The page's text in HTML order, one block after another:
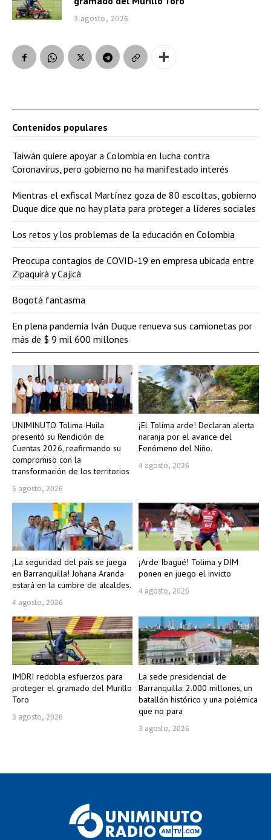
3 agosto, 2026
UNIMINUTO Tolima-Huila
presentó su Rendición de
Cuentas 2026, reafirmando su
compromiso con la
transformación de los territorios
5 agosto, 2026
¡El Tolima arde! Declaran alerta
naranja por el avance del
Fenómeno del Niño.
4 agosto, 2026
¡La seguridad del país se juega
en Barranquilla! Johana Aranda
estará en la cumbre de alcaldes.
4 agosto, 2026
¡Arde Ibagué! Tolima y DIM
ponen en juego el invicto
4 agosto, 2026
IMDRI redobla esfuerzos para
proteger el gramado del Murillo
Toro
3 agosto, 2026
La sede presidencial de
Barranquilla: 2.000 millones, un
batallón histórico y una polémica
que no para
3 agosto, 2026
Contenidos populares
Taiwán quiere apoyar a Colombia en lucha contra
Coronavirus, pero gobierno no ha manifestado interés
Mientras el exfiscal Martínez goza de 80 escoltas, gobierno
Duque dice que no hay plata para proteger a líderes sociales
Los retos y los problemas de la educación en Colombia
Preocupa contagios de COVID-19 en empresa ubicada entre
Zipaquirá y Cajicá
Bogotá fantasma
En plena pandemia Iván Duque renueva sus camionetas por
más de $ 9 mil 600 millones